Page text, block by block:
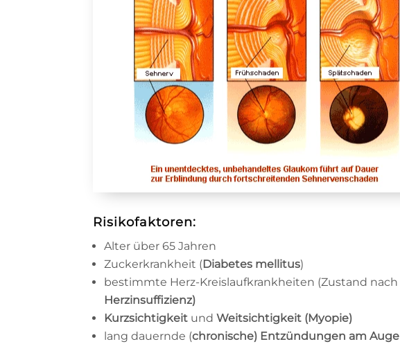
Risikofaktoren:
Alter über 65 Jahren
Zuckerkrankheit (Diabetes mellitus)
bestimmte Herz-Kreislaufkrankheiten (Zustand nach
Herzinsuffizienz)
Kurzsichtigkeit und Weitsichtigkeit (Myopie)
lang dauernde (chronische) Entzündungen am Auge